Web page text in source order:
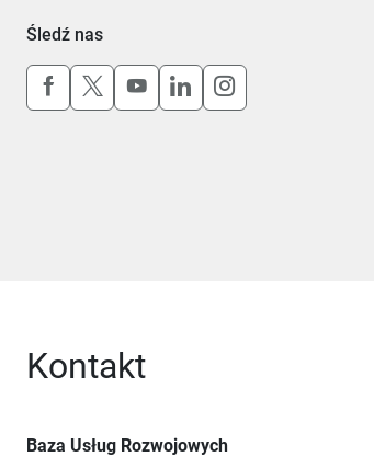
Śledź nas
Uwaga, link otworzy się w nowym
Uwaga, link otworzy się w
Uwaga, link otworzy się
Uwaga, link
Uwaga, link
Kontakt
Baza Usług Rozwojowych